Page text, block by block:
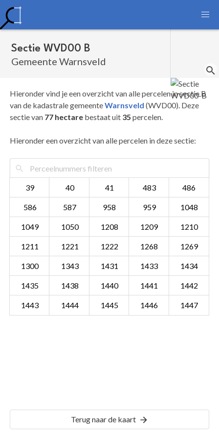
Sectie WVD00 B
Gemeente Warnsveld
Hieronder vind je een overzicht van alle percelen in sectie B
van de kadastrale gemeenteWarnsveld (WVD00). Deze
sectie van 77 hectare bestaat uit 35 percelen.
Hieronder een overzicht van alle percelen in deze sectie:
39 40 41 483 486
586 587 958 959 1048
1049 1050 1208 1209 1210
1211 1221 1222 1268 1269
1300 1343 1431 1433 1434
1435 1438 1440 1441 1442
1443 1444 1445 1446 1447
Terug naar de kaart
Gemeente Warnsveld